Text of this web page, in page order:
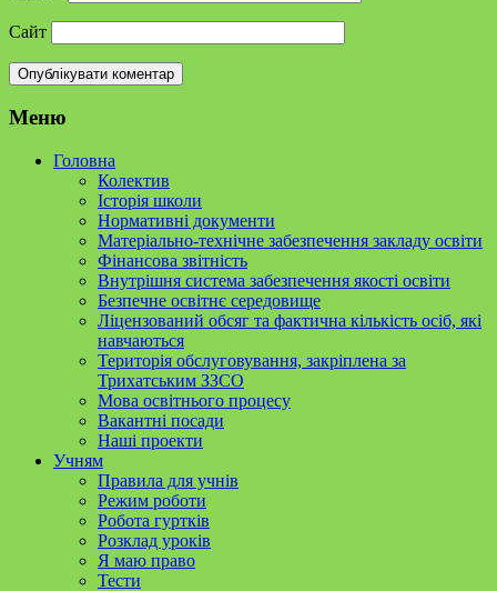
Сайт
Меню
Головна
Колектив
Історія школи
Нормативні документи
Матеріально-технічне забезпечення закладу освіти
Фінансова звітність
Внутрішня система забезпечення якості освіти
Безпечне освітнє середовище
Ліцензований обсяг та фактична кількість осіб, які
навчаються
Територія обслуговування, закріплена за
Трихатським ЗЗСО
Мова освітнього процесу
Вакантні посади
Наші проекти
Учням
Правила для учнів
Режим роботи
Робота гуртків
Розклад уроків
Я маю право
Тести